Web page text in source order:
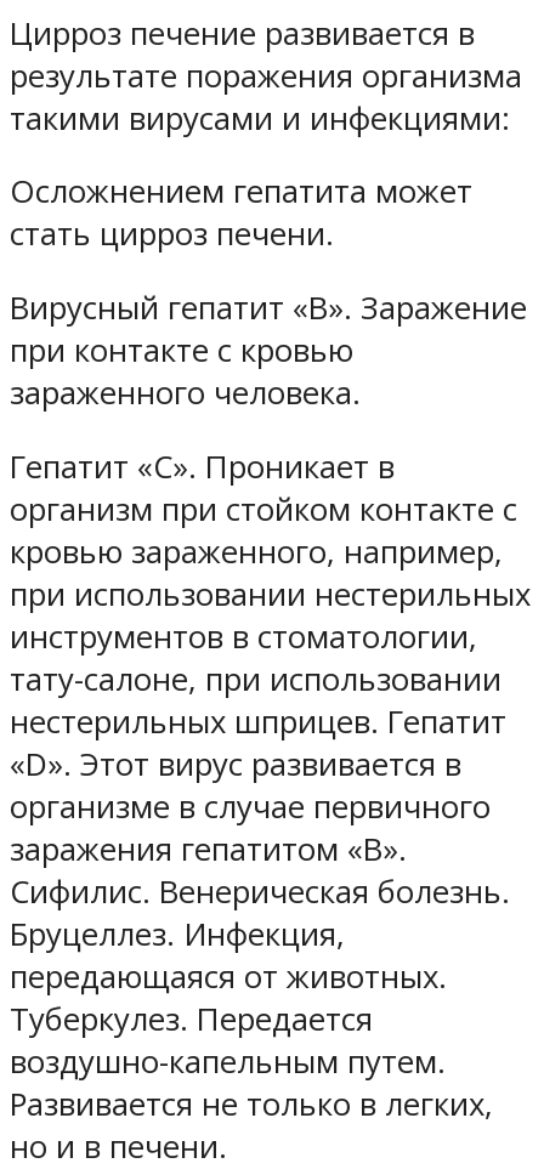
Цирроз печение развивается в
результате поражения организма
такими вирусами и инфекциями:
Осложнением гепатита может
стать цирроз печени.
Вирусный гепатит «В». Заражение
при контакте с кровью
зараженного человека.
Гепатит «С». Проникает в
организм при стойком контакте с
кровью зараженного, например,
при использовании нестерильных
инструментов в стоматологии,
тату-салоне, при использовании
нестерильных шприцев. Гепатит
«D». Этот вирус развивается в
организме в случае первичного
заражения гепатитом «В».
Сифилис. Венерическая болезнь.
Бруцеллез. Инфекция,
передающаяся от животных.
Туберкулез. Передается
воздушно-капельным путем.
Развивается не только в легких,
но и в печени.